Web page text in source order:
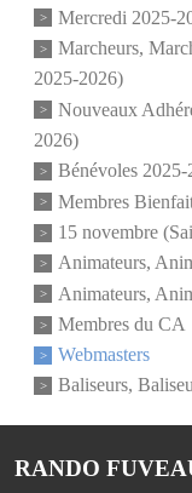
Mercredi 2025-
Marcheurs,
2025-2026)
Nouveaux
2026)
Bénévoles
Membres
15 novembre
Animateurs,
Animateurs,
Membres du CA
Webmasters
Baliseurs,
RANDO